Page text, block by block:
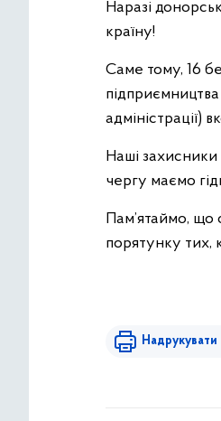
Наразі
країну!
Саме тому, 16
підприємництва
адміністрації)
Наші
чергу маємо
Пам’ятаймо, що
порятунку тих,
Надрукувати